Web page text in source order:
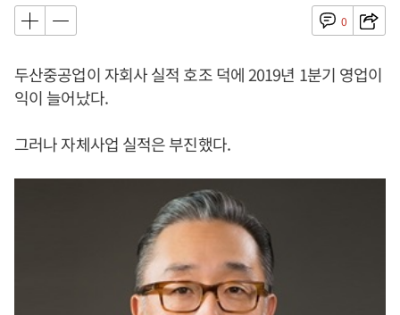
0
두산중공업이 자회사 실적 호조 덕에 2019년 1분기 영업이
익이 늘어났다.
그러나 자체사업 실적은 부진했다.